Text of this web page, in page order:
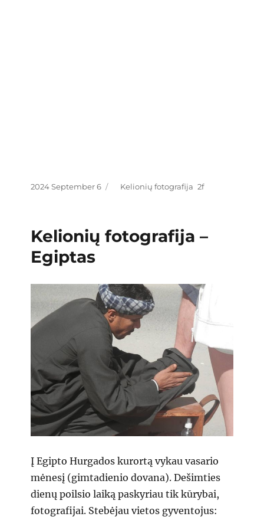
Posted
2024 September 6 Categories
Kelionių fotografija
Kelionių fotografija –
Egiptas
Į Egipto Hurgados kurortą vykau vasario
mėnesį (gimtadienio dovana). Dešimties
dienų poilsio laiką paskyriau tik kūrybai,
fotografijai. Stebėjau vietos gyventojus: